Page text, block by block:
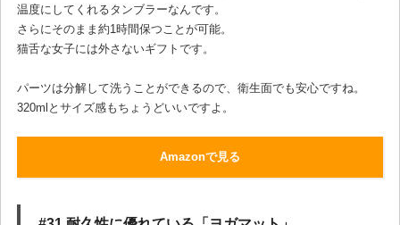
温度にしてくれるタンブラーなんです。
さらにそのまま約1時間保つことが可能。
猫舌な女子には外さないギフトです。
パーツは分解して洗うことができるので、衛生面でも安心ですね。
320mlとサイズ感もちょうどいいですよ。
Amazonで見る